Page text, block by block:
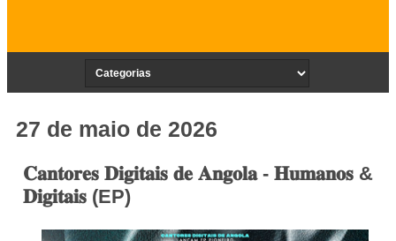
27 de maio de 2026
𝐂𝐚𝐧𝐭𝐨𝐫𝐞𝐬 𝐃𝐢𝐠𝐢𝐭𝐚𝐢𝐬 𝐝𝐞 𝐀𝐧𝐠𝐨𝐥𝐚 - 𝐇𝐮𝐦𝐚𝐧𝐨𝐬 &
𝐃𝐢𝐠𝐢𝐭𝐚𝐢𝐬 (EP)